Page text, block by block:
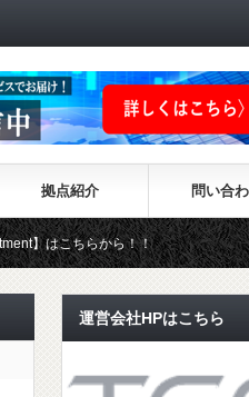
拠点紹介 問い合
ら！！
運営会社HPはこちら